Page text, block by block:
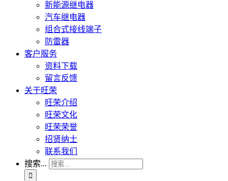
新能源继电器
汽车继电器
组合式接线端子
防雷器
客户服务
资料下载
留言反馈
关于旺荣
旺荣介绍
旺荣文化
旺荣荣誉
招贤纳士
联系我们
搜索...